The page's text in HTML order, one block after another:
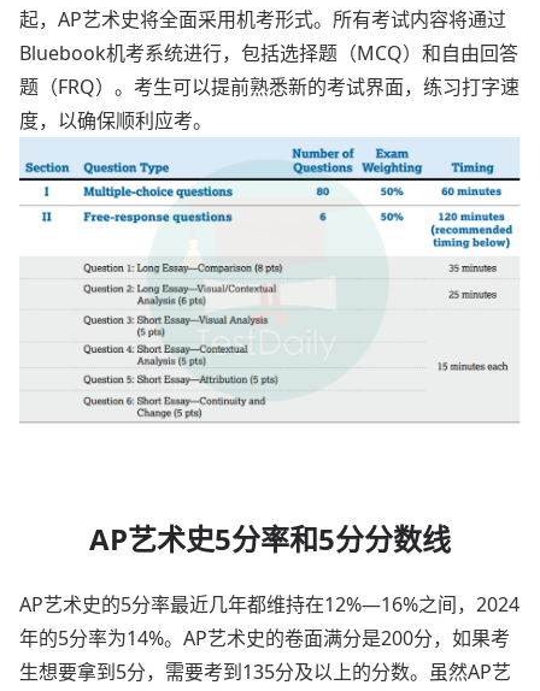
起，AP艺术史将全面采用机考形式。所有考试内容将通过
Bluebook机考系统进行，包括选择题（MCQ）和自由回答
题（FRQ）。考生可以提前熟悉新的考试界面，练习打字速
度，以确保顺利应考。
AP艺术史5分率和5分分数线
AP艺术史的5分率最近几年都维持在12%—16%之间，2024
年的5分率为14%。AP艺术史的卷面满分是200分，如果考
生想要拿到5分，需要考到135分及以上的分数。虽然AP艺